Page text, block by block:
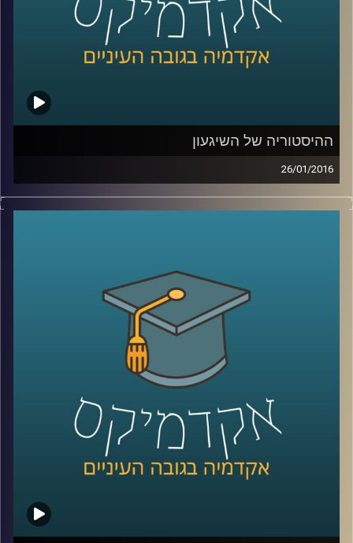
ההיסטוריה של השיגעון
26/01/2016
דוקטור נועה אלבלדה מספרת על מחלת
ניצבות בפני המדע שאלות גדולות לגבי
הסכיזופרניה, ונועה משתפת בהן ובשאיפת
המחקר. גם לחברה אחריות רבה, הקשורה
מהאוכלוסייה, בשגרה ה"נורמטיבית
קרדיט תמונות: AudioVersity